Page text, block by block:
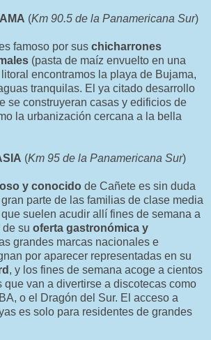
(Km 90.5 de la Panamericana Sur)
famoso por sus chicharrones
(pasta de maíz envuelto en una
encontramos la playa de Bujama,
tranquilas. El ya citado desarrollo
se construyeran casas y edificios de
la urbanización cercana a la bella
(Km 95 de la Panamericana Sur)
y conocido de Cañete es sin duda
parte de las familias de clase media
suelen acudir allí fines de semana a
de su oferta gastronómica y
grandes marcas nacionales e
por aparecer representadas en su
, y los fines de semana acoge a cientos
que van a divertirse a discotecas como
o el Dragón del Sur. El acceso a
es solo para residentes de grandes